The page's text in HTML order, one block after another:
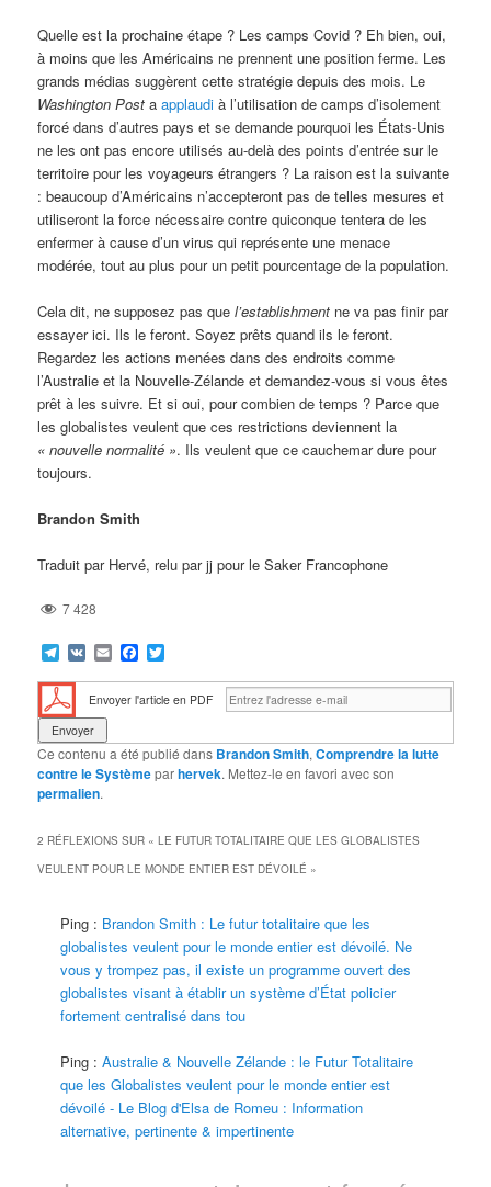
Quelle est la prochaine étape ? Les camps Covid ? Eh bien, oui,
à moins que les Américains ne prennent une position ferme. Les
grands médias suggèrent cette stratégie depuis des mois. Le
Washington Post aapplaudi à l’utilisation de camps d’isolement
forcé dans d’autres pays et se demande pourquoi les États-Unis
ne les ont pas encore utilisés au-delà des points d’entrée sur le
territoire pour les voyageurs étrangers ? La raison est la suivante
: beaucoup d’Américains n’accepteront pas de telles mesures et
utiliseront la force nécessaire contre quiconque tentera de les
enfermer à cause d’un virus qui représente une menace
modérée, tout au plus pour un petit pourcentage de la population.
Cela dit, ne supposez pas quel’establishment ne va pas finir par
essayer ici. Ils le feront. Soyez prêts quand ils le feront.
Regardez les actions menées dans des endroits comme
l’Australie et la Nouvelle-Zélande et demandez-vous si vous êtes
prêt à les suivre. Et si oui, pour combien de temps ? Parce que
les globalistes veulent que ces restrictions deviennent la
« nouvelle normalité ». Ils veulent que ce cauchemar dure pour
toujours.
Brandon Smith
Traduit par Hervé, relu par jj pour le Saker Francophone
7 428
Telegram
VK EmailFacebook
Envoyer l'article en PDF
Ce contenu a été publié dans Brandon Smith,Comprendre la lutte
contre le Systèmeparhervek. Mettez-le en favori avec son
permalien.
2 RÉFLEXIONS SUR «LE FUTUR TOTALITAIRE QUE LES GLOBALISTES
VEULENT POUR LE MONDE ENTIER EST DÉVOILÉ »
Ping : Brandon Smith : Le futur totalitaire que les
globalistes veulent pour le monde entier est dévoilé. Ne
vous y trompez pas, il existe un programme ouvert des
globalistes visant à établir un système d’État policier
fortement centralisé dans tou
Ping :Australie & Nouvelle Zélande : le Futur Totalitaire
que les Globalistes veulent pour le monde entier est
dévoilé - Le Blog d'Elsa de Romeu : Information
alternative, pertinente & impertinente